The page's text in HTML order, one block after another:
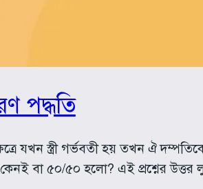
পদ্ধতি
যখন স্ত্রী গর্ভবতী হয় তখন ঐ
কেনই বা ৫০/৫০ হলো? এই প্রশ্নের